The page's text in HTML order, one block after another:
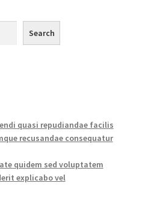
Search
quasi repudiandae facilis
recusandae consequatur
quidem sed voluptatem
explicabo vel